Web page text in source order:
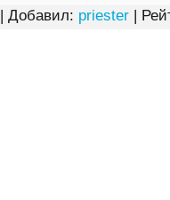
Добавил: priester|